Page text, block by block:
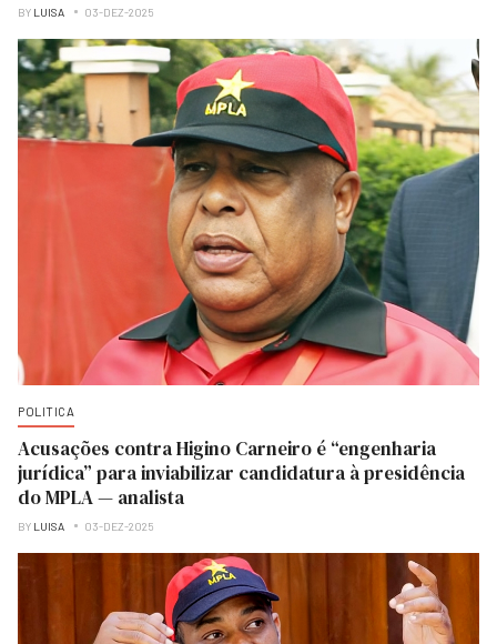
BY LUISA 03-DEZ-2025
POLITICA
Acusações contra Higino Carneiro é “engenharia
jurídica” para inviabilizar candidatura à presidência
do MPLA — analista
BY LUISA 03-DEZ-2025